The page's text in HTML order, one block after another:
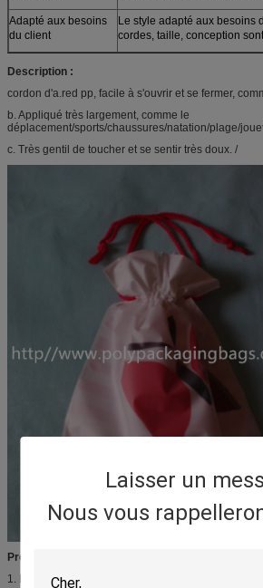
Laisser un
Nous vous
Adapté aux besoins
du client
Le style adapté aux besoins
cordes, taille, conception
Description :
cordon d'a.red pp, facile à s'ouvrir et se fermer,
b. Appliqué très largement, comme le
déplacement/sports/chaussures/natation/plage/
c. Très gentil de toucher et se sentir très doux. /
Processus de fabrication :
1. Le client fournissent la conception/illustration ;